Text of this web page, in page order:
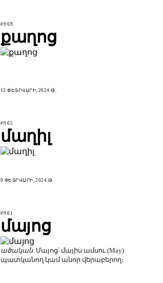
#969
քաղոց
13 ՓԵՏՐՎԱՐԻ, 2024 Թ.
#965
մաղիլ
9 ՓԵՏՐՎԱՐԻ, 2024 Թ.
#961
մայոց
ածական Մայոց՝ մայիս ամսու (May)
պատկանող կամ անոր վերաբերող։